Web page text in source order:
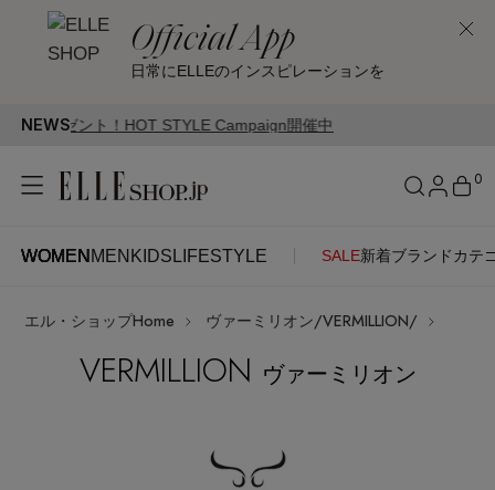
Official App
日常にELLEのインスピレーションを
NEWS
HOT STYLE Campaign開催中
WOMEN MEN KIDS LIFESTYLE SALE新着ブランド カテ
0
WOMENMENKIDSLIFESTYLE
ログイン
新規会員登録
SEE RESULTS
エル・ショップHome ヴァーミリオン/VERMILLION/
VERMILLION ヴァーミリオン